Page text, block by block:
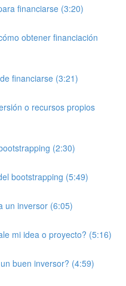
financiarse (3:20)
obtener financiación
financiarse (3:21)
o recursos propios
(2:30)
bootstrapping (5:49)
un inversor (6:05)
mi idea o proyecto? (5:16)
buen inversor? (4:59)